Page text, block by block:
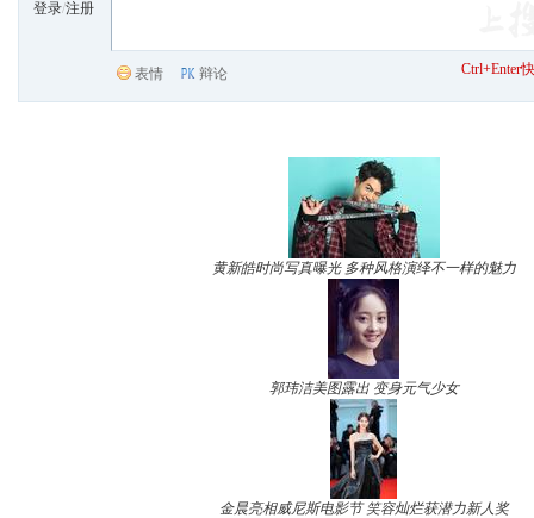
登录/注册
表情 辩论 Ctrl+Enter
黄新皓时尚写真曝光 多种风格演绎不一样的魅力
郭玮洁美图露出 变身元气少女
金晨亮相威尼斯电影节 笑容灿烂获潜力新人奖